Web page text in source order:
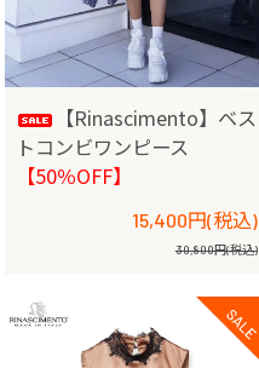
【Rinascimento】ベス
トコンビワンピース
【50％OFF】
15,400円(税込)
30,800円(税込)